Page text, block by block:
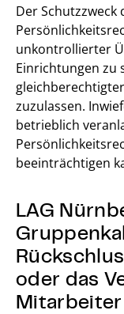
Der
unkontrollierter
Einrichtungen zu
zuzulassen.
betrieblich
beeinträchtigen
LAG
oder das
Mitarbeiter